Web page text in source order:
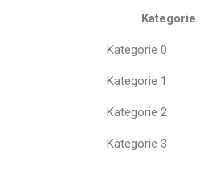
Kategorie
Kategorie 0
Kategorie 1
Kategorie 2
Kategorie 3